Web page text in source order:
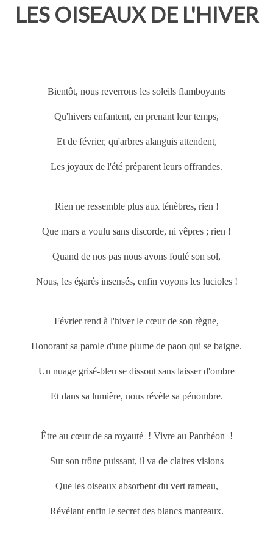
LES OISEAUX DE L'HIVER
Bientôt, nous reverrons les soleils flamboyants
Qu'hivers enfantent, en prenant leur temps,
Et de février, qu'arbres alanguis attendent,
Les joyaux de l'été préparent leurs offrandes.
Rien ne ressemble plus aux ténèbres, rien !
Que mars a voulu sans discorde, ni vêpres ; rien !
Quand de nos pas nous avons foulé son sol,
Nous, les égarés insensés, enfin voyons les lucioles !
Février rend à l'hiver le cœur de son règne,
Honorant sa parole d'une plume de paon qui se baigne.
Un nuage grisé-bleu se dissout sans laisser d'ombre
Et dans sa lumière, nous révèle sa pénombre.
Être au cœur de sa royauté ! Vivre au Panthéon !
Sur son trône puissant, il va de claires visions
Que les oiseaux absorbent du vert rameau,
Révélant enfin le secret des blancs manteaux.